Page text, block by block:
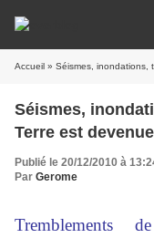
Accueil » Séismes, inondations,
Séismes,
Terre est
Publié le 20/12/2010 à
Par Gerome
Tremblements